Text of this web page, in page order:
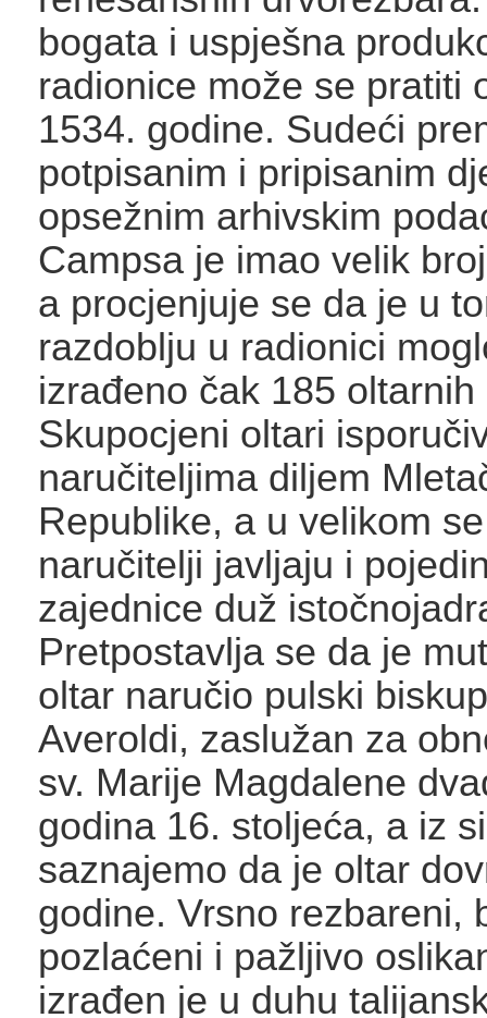
bogata i uspješna
radionice može se pratiti
1534. godine. Sudeći
potpisanim i pripisanim
opsežnim arhivskim
Campsa je imao velik
a procjenjuje se da je u
razdoblju u radionici
izrađeno čak 185 oltarnih
Skupocjeni oltari
naručiteljima diljem
Republike, a u velikom
naručitelji javljaju i
zajednice duž
Pretpostavlja se da je
oltar naručio pulski
Averoldi, zaslužan za
sv. Marije Magdalene
godina 16. stoljeća, a iz
saznajemo da je oltar
godine. Vrsno rezbareni,
pozlaćeni i pažljivo
izrađen je u duhu